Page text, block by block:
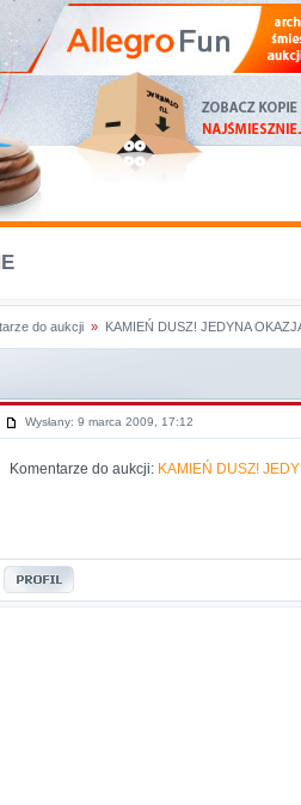
do aukcji » KAMIEŃ DUSZ! JEDYNA
Wysłany: 9 marca 2009, 17:12
Komentarze do aukcji: KAMIEŃ DUSZ!